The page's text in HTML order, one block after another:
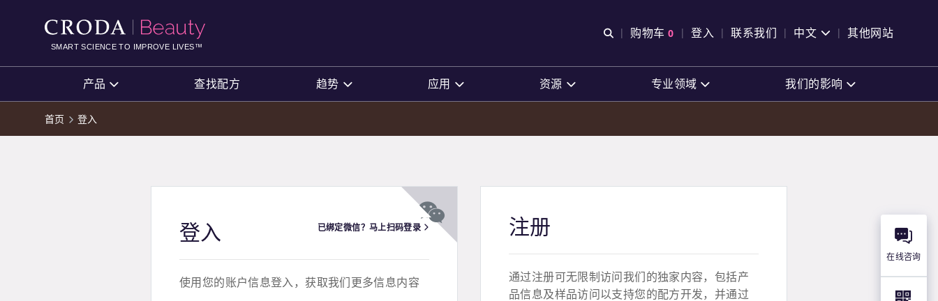
CONTENTSMART SCIENCE TO IMPROVE LIVES™
Open Search
购物车 0
查看购物车
登入 联系我们 中文 其他网站
产品 查找配方 趋势 应用 资源 专业领域 我们的影响
首页 登入
登入
使用您的账户信息登入，获取我们更多信息内容
已绑定微信？马上扫码登录 注册
通过注册可无限制访问我们的独家内容，包括产
品信息及样品访问以支持您的配方开发，并通过
在线咨询